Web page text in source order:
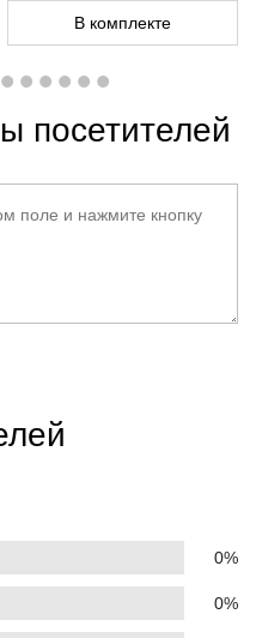
В комплекте
посетителей
0%
0%